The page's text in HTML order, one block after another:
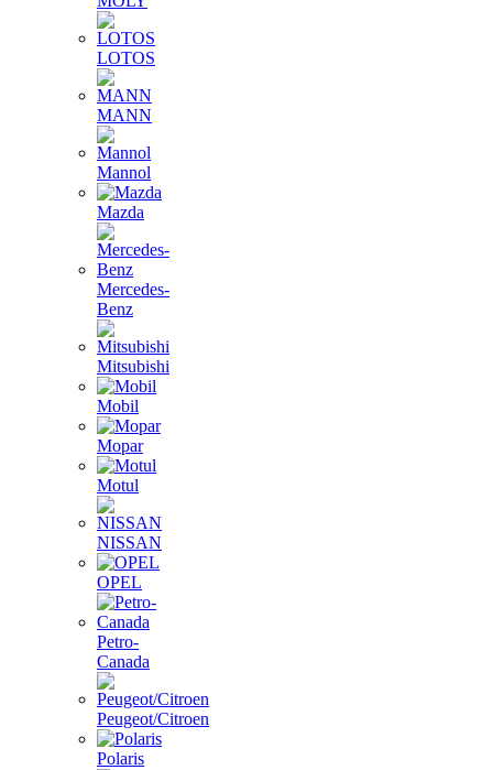
LOTOS
MANN
Mannol
Mazda
Mercedes-
Benz
Mitsubishi
Mobil
Mopar
Motul
NISSAN
OPEL
Petro-
Canada
Peugeot/Citroen
Polaris